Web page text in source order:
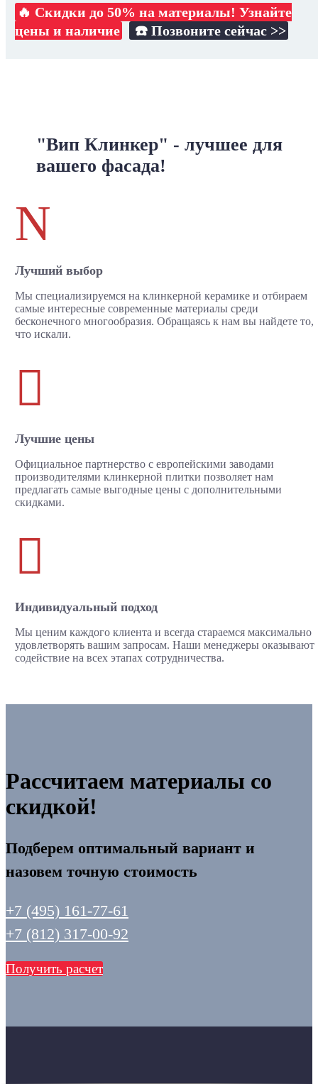
🔥 Скидки до 50% на материалы! Узнайте
цены и наличие
☎️ Позвоните сейчас >>
"Вип Клинкер" - лучшее для
вашего фасада!
N
Лучший выбор
Мы специализируемся на клинкерной керамике и отбираем
самые интересные современные материалы среди
бесконечного многообразия. Обращаясь к нам вы найдете то,
что искали.

Лучшие цены
Официальное партнерство с европейскими заводами
производителями клинкерной плитки позволяет нам
предлагать самые выгодные цены с дополнительными
скидками.

Индивидуальный подход
Мы ценим каждого клиента и всегда стараемся максимально
удовлетворять вашим запросам. Наши менеджеры оказывают
содействие на всех этапах сотрудничества.
Рассчитаем материалы со
скидкой!
Подберем оптимальный вариант и
назовем точную стоимость
+7 (495) 161-77-61
+7 (812) 317-00-92
Получить расчет